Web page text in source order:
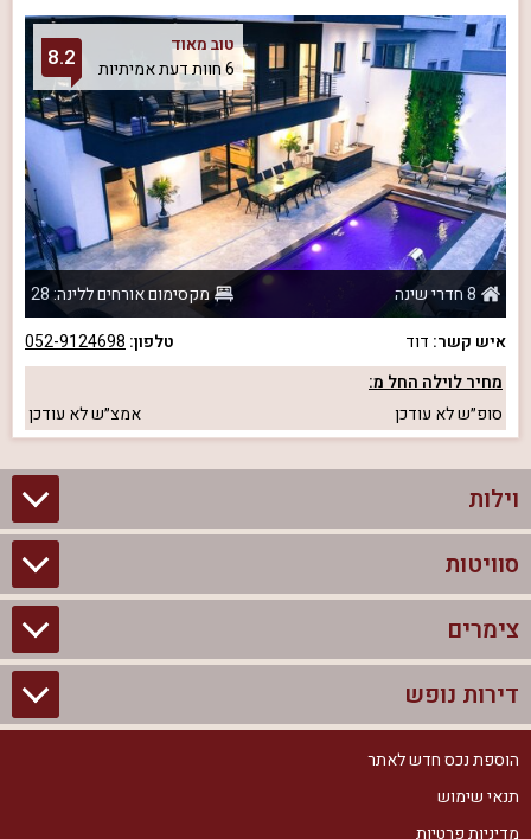
טוב מאוד
6 חוות דעת אמיתיות
8.2
8 חדרי שינה
מקסימום אורחים ללינה: 28
איש קשר: דוד טלפון: 052-9124698
מחיר לוילה החל מ:
סופ״שלא עודכן אמצ״שלא עודכן
וילות
וילות בצפון
וילות להשכרה
וילות למסיבת רווקים
וילות נופש
סוויטות
סוויטות בצפון
צימרים לזוגות עם בריכה פרטית
צימרים יוקרתיים
צימרים
צימרים בצפון
צימרים לזוגות
צימרים למשפחות
דירות נופש
דירות נופש בצפון
הוספת נכס חדש לאתר
תנאי שימוש
מדיניות פרטיות